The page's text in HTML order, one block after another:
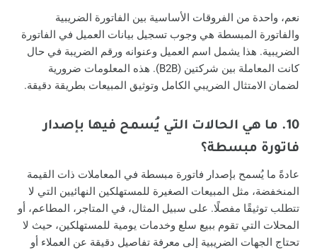
نعم، واحدة من الفروقات الأساسية بين الفاتورة الضريبية
والفاتورة المبسطة هي وجوب تسجيل بيانات العميل في الفاتورة
الضريبية. هذا يشمل اسم العميل وعنوانه ورقم الضريبة في حال
كانت المعاملة بين شركتين (B2B). هذه المعلومات ضرورية
لضمان الامتثال الضريبي الكامل وتوثيق المبيعات بطريقة دقيقة.
10. ما هي الحالات التي يُسمح فيها بإصدار
فاتورة مبسطة؟
عادةً ما يُسمح بإصدار فاتورة مبسطة في المعاملات ذات القيمة
المنخفضة، مثل المبيعات الصغيرة للمستهلكين النهائيين التي لا
تتطلب توثيقًا مفصلًا. على سبيل المثال، في المتاجر، المطاعم، أو
المحلات التي تقوم ببيع سلع وخدمات يومية للمستهلكين، حيث لا
تحتاج الجهات الضريبية إلى معرفة تفاصيل دقيقة عن العملاء أو